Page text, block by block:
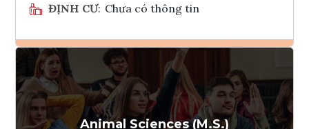
ĐỊNH CƯ: Chưa có thông tin
Ghi danh
Tham vấn Interlink
Animal Sciences (M.S.)